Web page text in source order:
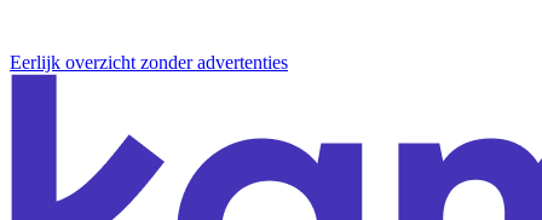
Eerlijk overzicht zonder advertenties